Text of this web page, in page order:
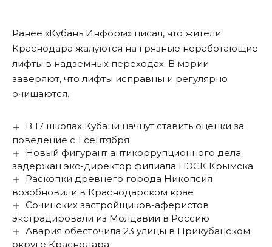
Ранее «Кубань Информ» писал, что жители
Краснодара жалуются на грязные неработающие
лифты в надземных переходах. В мэрии
заверяют, что лифты исправны и регулярно
очищаются.
В 17 школах Кубани начнут ставить оценки за
поведение с 1 сентября
Новый фигурант антикоррупционного дела:
задержан экс-директор филиала НЭСК Крымска
Раскопки древнего города Никопсия
возобновили в Краснодарском крае
Сочинских застройщиков-аферистов
экстрадировали из Молдавии в Россию
Авария обесточила 23 улицы в Прикубанском
округе Краснодара